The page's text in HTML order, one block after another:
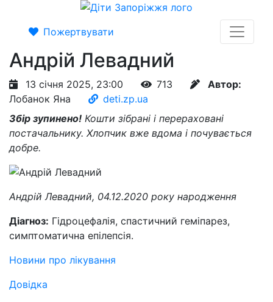
Пожертвувати
Андрій Левадний
13 січня 2025, 23:00 713
Автор:
Лобанок Яна
deti.zp.ua
Збір зупинено! Кошти зібрані і перераховані
постачальнику. Хлопчик вже вдома і почувається
добре.
Андрій Левадний, 04.12.2020 року народження
Діагноз: Гідроцефалія, спастичний геміпарез,
симптоматична епілепсія.
Новини про лікування
Довідка